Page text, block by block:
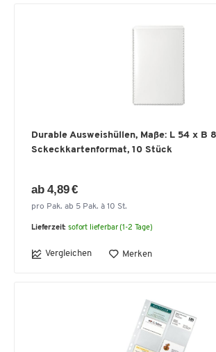
Durable Ausweishüllen, Maße: L 54 x B
Sckeckkartenformat, 10 Stück
ab 4,89 €
pro Pak. ab 5 Pak. à 10 St.
Lieferzeit: sofort lieferbar (1-2 Tage)
Vergleichen Merken